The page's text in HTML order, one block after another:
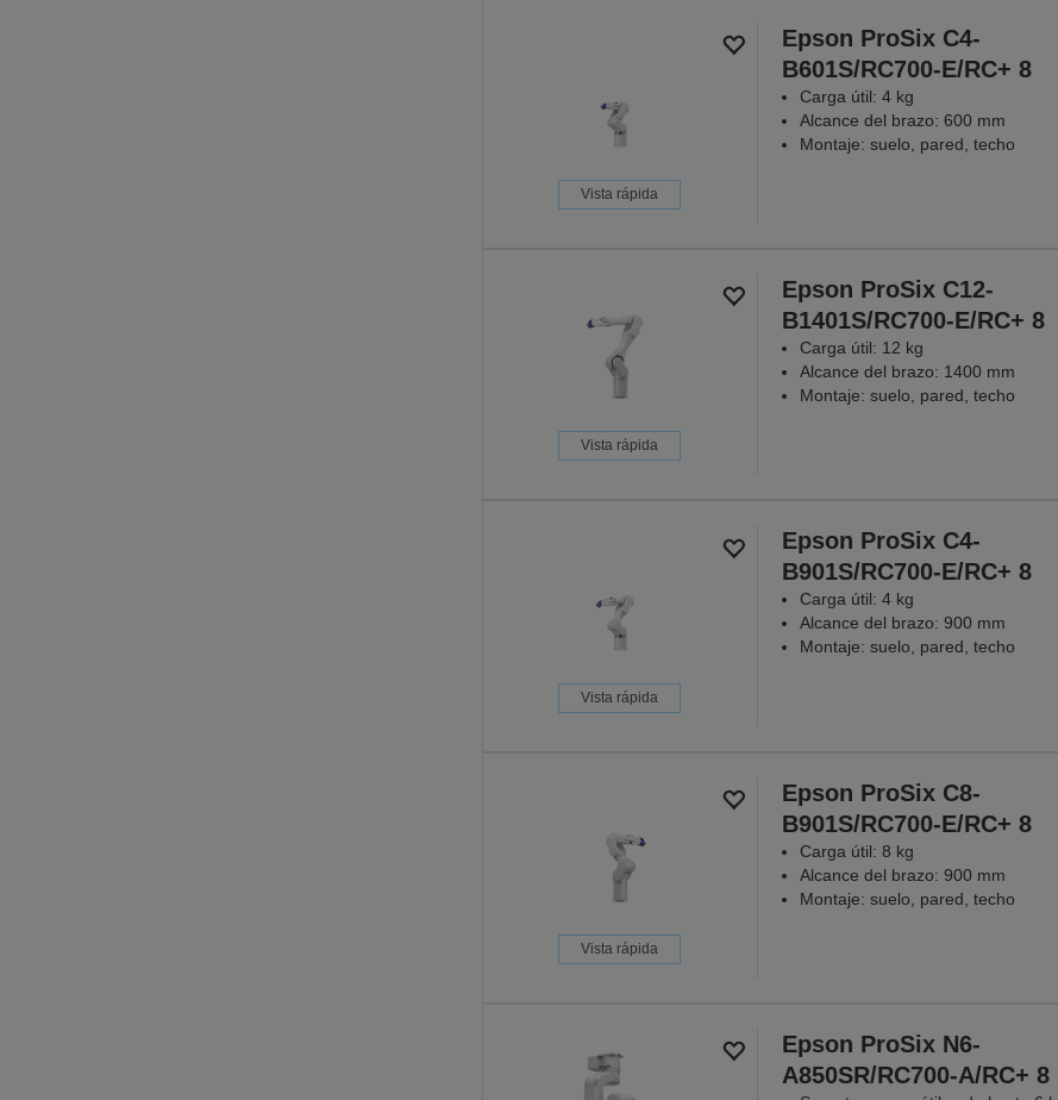
Vista rápida
Epson ProSix C4-
B601S/RC700-E/RC+ 8
Carga útil: 4 kg
Alcance del brazo: 600 mm
Montaje: suelo, pared, techo
Vista rápida
Epson ProSix C12-
B1401S/RC700-E/RC+ 8
Carga útil: 12 kg
Alcance del brazo: 1400 mm
Montaje: suelo, pared, techo
Vista rápida
Epson ProSix C4-
B901S/RC700-E/RC+ 8
Carga útil: 4 kg
Alcance del brazo: 900 mm
Montaje: suelo, pared, techo
Vista rápida
Epson ProSix C8-
B901S/RC700-E/RC+ 8
Carga útil: 8 kg
Alcance del brazo: 900 mm
Montaje: suelo, pared, techo
Epson ProSix N6-
A850SR/RC700-A/RC+ 8